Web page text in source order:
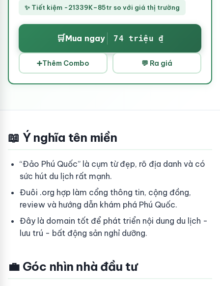
✨ Tiết kiệm -21339K–85tr so với giá thị trường
🛒Mua ngay 74 triệu ₫
➕Thêm Combo 💬 Ra giá
📖 Ý nghĩa tên miền
“Đảo Phú Quốc” là cụm từ đẹp, rõ địa danh và có
sức hút du lịch rất mạnh.
Đuôi .org hợp làm cổng thông tin, cộng đồng,
review và hướng dẫn khám phá Phú Quốc.
Đây là domain tốt để phát triển nội dung du lịch -
lưu trú - bất động sản nghỉ dưỡng.
💼 Góc nhìn nhà đầu tư